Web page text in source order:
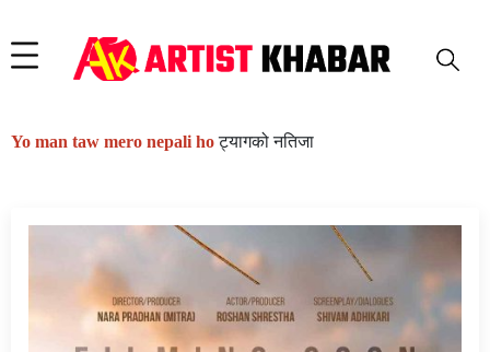
Yo man taw mero nepali hoट्यागको नतिजा